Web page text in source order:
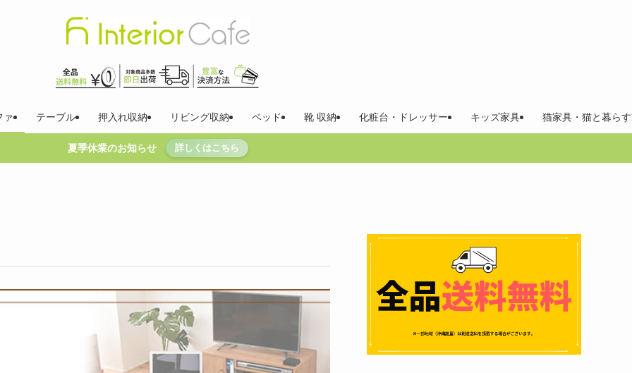
ァ テーブル 押入れ収納 リビング収納 ベッド 靴 収納 化粧台・ドレッサー キッズ家具 猫家具・猫と暮ら
夏季休業のお知らせ 詳しくはこちら